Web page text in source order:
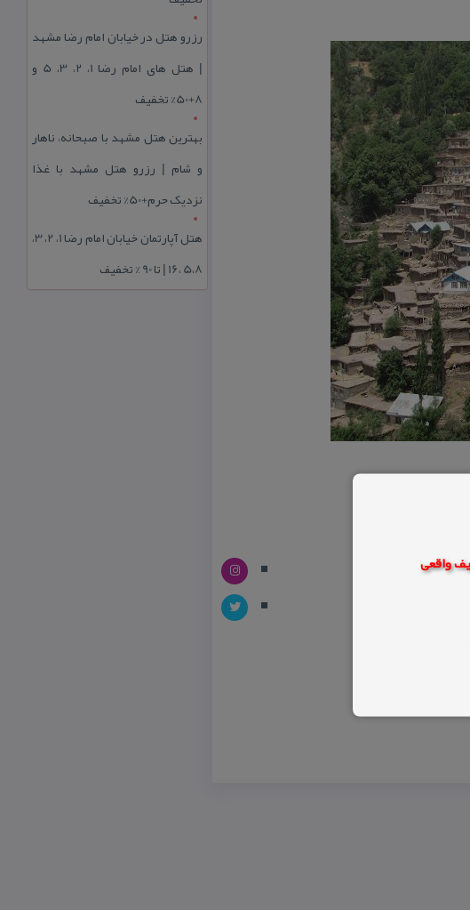
رزرو هتل در خیابان امام رضا مشهد
| هتل‌ های امام رضا 1، 2، 3، 5 و
8+50% تخفیف
بهترین هتل مشهد با صبحانه، ناهار
و شام | رزرو هتل مشهد با غذا
نزدیک حرم+50% تخفیف
هتل آپارتمان خیابان امام رضا 1، 2، 3،
5،8 ،16 | تا 90 % تخفیف